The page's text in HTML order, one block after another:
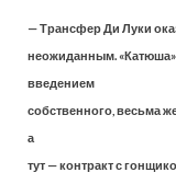
— Трансфер Ди Луки
неожиданным.
введением
собственного, весьма
а
тут — контракт с